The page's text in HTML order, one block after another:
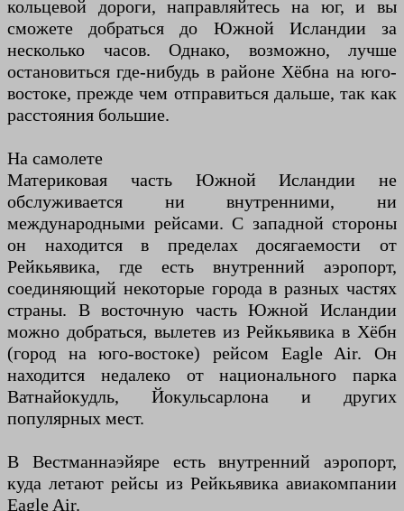
кольцевой дороги, направляйтесь на юг, и вы
сможете добраться до Южной Исландии за
несколько часов. Однако, возможно, лучше
остановиться где-нибудь в районе Хёбна на юго-
востоке, прежде чем отправиться дальше, так как
расстояния большие.
На самолете
Материковая часть Южной Исландии не
обслуживается ни внутренними, ни
международными рейсами. С западной стороны
он находится в пределах досягаемости от
Рейкьявика, где есть внутренний аэропорт,
соединяющий некоторые города в разных частях
страны. В восточную часть Южной Исландии
можно добраться, вылетев из Рейкьявика в Хёбн
(город на юго-востоке) рейсом Eagle Air. Он
находится недалеко от национального парка
Ватнайокудль, Йокульсарлона и других
популярных мест.
В Вестманнаэйяре есть внутренний аэропорт,
куда летают рейсы из Рейкьявика авиакомпании
Eagle Air.